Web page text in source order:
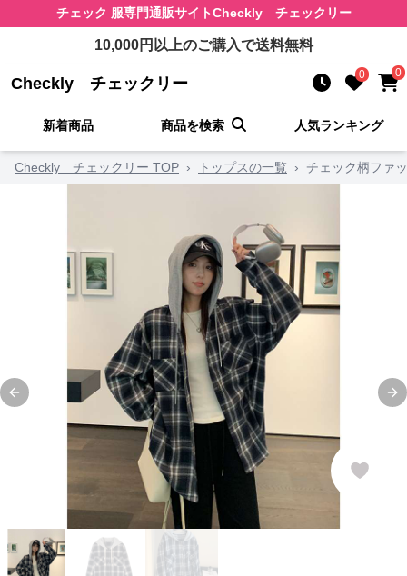
チェック 服専門通販サイトCheckly チェックリー
10,000円以上のご購入で送料無料
Checkly チェックリー 0 0
新着商品 商品を検索 人気ランキング
Checkly チェックリー TOP › トップスの一覧 › チェック柄ファ
Previous slide